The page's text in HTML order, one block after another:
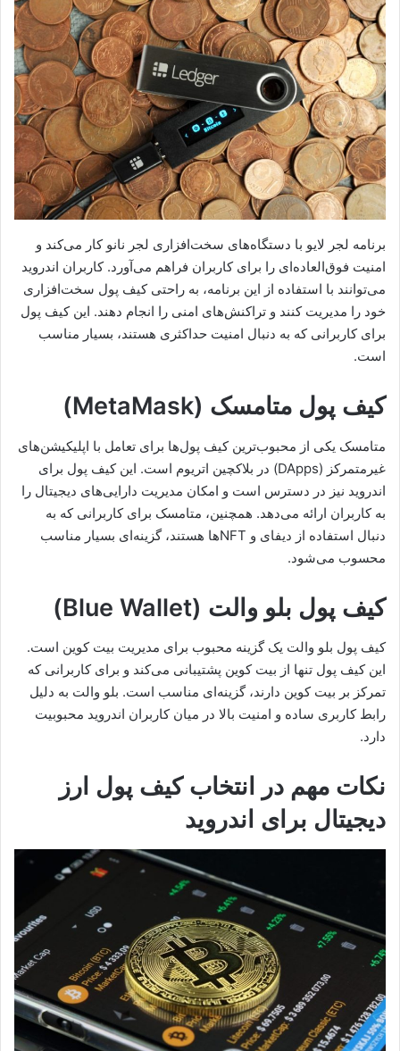
برنامه لجر لایو با دستگاه‌های سخت‌افزاری لجر نانو کار می‌کند و
امنیت فوق‌العاده‌ای را برای کاربران فراهم می‌آورد. کاربران اندروید
می‌توانند با استفاده از این برنامه، به راحتی کیف پول سخت‌افزاری
خود را مدیریت کنند و تراکنش‌های امنی را انجام دهند. این کیف پول
برای کاربرانی که به دنبال امنیت حداکثری هستند، بسیار مناسب
است.
کیف پول متامسک (MetaMask)
متامسک یکی از محبوب‌ترین کیف پول‌ها برای تعامل با اپلیکیشن‌های
غیرمتمرکز (DApps) در بلاکچین اتریوم است. این کیف پول برای
اندروید نیز در دسترس است و امکان مدیریت دارایی‌های دیجیتال را
به کاربران ارائه می‌دهد. همچنین، متامسک برای کاربرانی که به
دنبال استفاده از دیفای و NFTها هستند، گزینه‌ای بسیار مناسب
محسوب می‌شود.
کیف پول بلو والت (Blue Wallet)
کیف پول بلو والت یک گزینه محبوب برای مدیریت بیت کوین است.
این کیف پول تنها از بیت کوین پشتیبانی می‌کند و برای کاربرانی که
تمرکز بر بیت کوین دارند، گزینه‌ای مناسب است. بلو والت به دلیل
رابط کاربری ساده و امنیت بالا در میان کاربران اندروید محبوبیت
دارد.
نکات مهم در انتخاب کیف پول ارز
دیجیتال برای اندروید